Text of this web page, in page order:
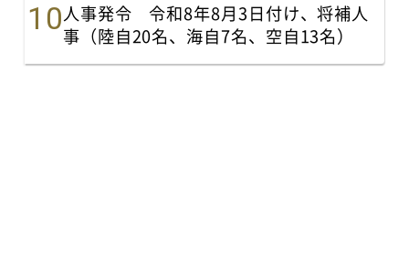
人事発令 令和8年8月3日付け、将補人
事（陸自20名、海自7名、空自13名）